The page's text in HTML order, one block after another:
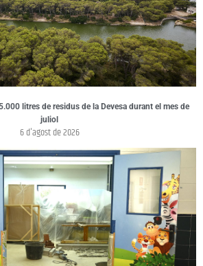
litres de residus de la Devesa durant el mes de
juliol
6 d'agost de 2026